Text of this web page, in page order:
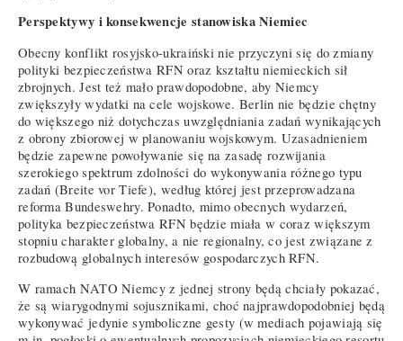
Perspektywy i konsekwencje stanowiska Niemiec
Obecny konflikt rosyjsko-ukraiński nie przyczyni się do zmiany
polityki bezpieczeństwa RFN oraz kształtu niemieckich sił
zbrojnych. Jest też mało prawdopodobne, aby Niemcy
zwiększyły wydatki na cele wojskowe. Berlin nie będzie chętny
do większego niż dotychczas uwzględniania zadań wynikających
z obrony zbiorowej w planowaniu wojskowym. Uzasadnieniem
będzie zapewne powoływanie się na zasadę rozwijania
szerokiego spektrum zdolności do wykonywania różnego typu
zadań (Breite vor Tiefe), według której jest przeprowadzana
reforma Bundeswehry. Ponadto, mimo obecnych wydarzeń,
polityka bezpieczeństwa RFN będzie miała w coraz większym
stopniu charakter globalny, a nie regionalny, co jest związane z
rozbudową globalnych interesów gospodarczych RFN.
W ramach NATO Niemcy z jednej strony będą chciały pokazać,
że są wiarygodnymi sojusznikami, choć najprawdopodobniej będą
wykonywać jedynie symboliczne gesty (w mediach pojawiają się